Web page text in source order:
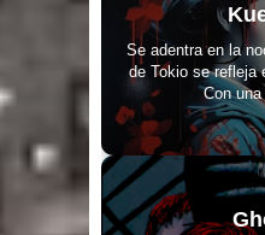
Se adentra en la
de Tokio se refleja
Con una